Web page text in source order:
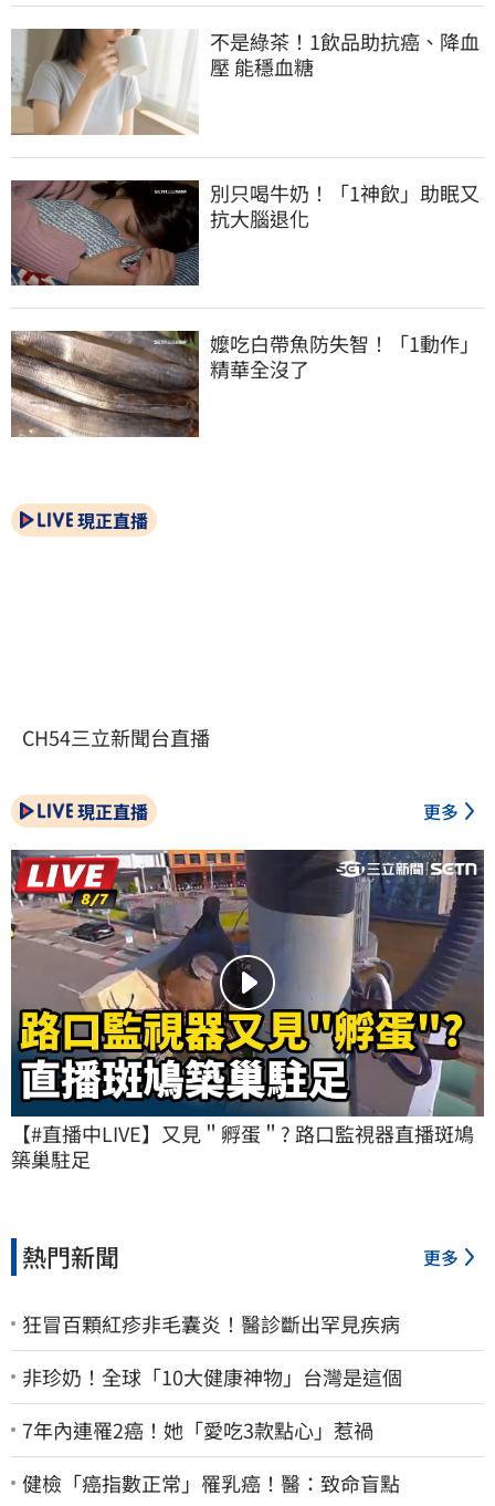
不是綠茶！1飲品助抗癌、降血
壓 能穩血糖
別只喝牛奶！「1神飲」助眠又
抗大腦退化
嬤吃白帶魚防失智！「1動作」
精華全沒了
現正直播
CH54三立新聞台直播
現正直播 更多
【#直播中LIVE】又見＂孵蛋＂? 路口監視器直播斑鳩
築巢駐足
熱門新聞 更多
狂冒百顆紅疹非毛囊炎！醫診斷出罕見疾病
非珍奶！全球「10大健康神物」台灣是這個
7年內連罹2癌！她「愛吃3款點心」惹禍
健檢「癌指數正常」罹乳癌！醫：致命盲點